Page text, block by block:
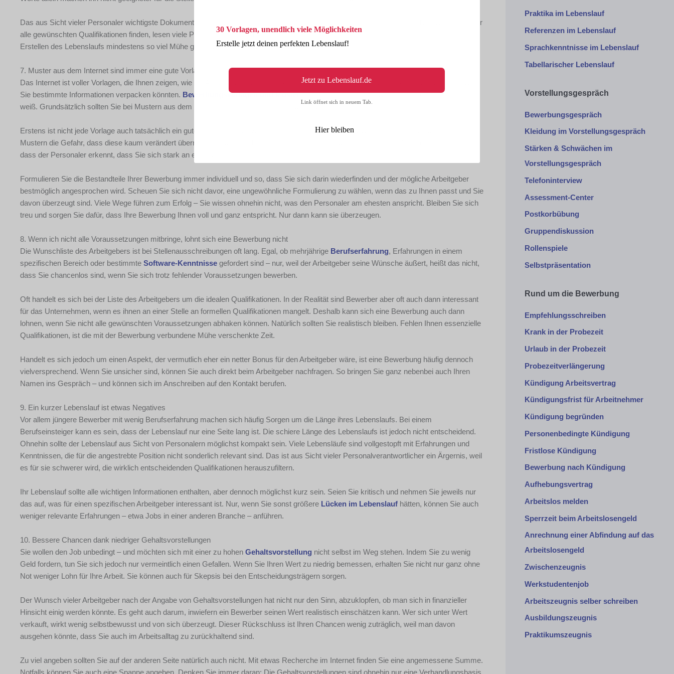
Das aus Sicht vieler Personaler wichtigste Dokument einer Bewerbung ist nicht das Anschreiben, sondern der Lebenslauf. Nur, wenn sich hier
alle gewünschten Qualifikationen finden, lesen viele Personalverantwortliche überhaupt das Anschreiben. Deshalb sollten Sie sich beim
Erstellen des Lebenslaufs mindestens so viel Mühe geben wie beim Bewerbungsschreiben.
7. Muster aus dem Internet sind immer eine gute Vorlage
Das Internet ist voller Vorlagen, die Ihnen zeigen, wie ein Anschreiben aussehen könnte, wie sich der Lebenslauf strukturieren lässt oder wie
Sie bestimmte Informationen verpacken könnten. Bewerbungsvorlagen und Mustersind eine gute Sache – wenn man sie richtig zu nutzen
weiß. Grundsätzlich sollten Sie bei Mustern aus dem Internet vorsichtig sein – aus zwei Gründen.
Erstens ist nicht jede Vorlage auch tatsächlich ein gutes Beispiel dafür, was Personaler lesen möchten. Zweitens birgt die Verwendung von
Mustern die Gefahr, dass diese kaum verändert übernommen werden. Das Ergebnis klingt meist wenig authentisch. Außerdem kann es sein,
dass der Personaler erkennt, dass Sie sich stark an einer Vorlage orientiert haben.
Formulieren Sie die Bestandteile Ihrer Bewerbung immer individuell und so, dass Sie sich darin wiederfinden und der mögliche Arbeitgeber
bestmöglich angesprochen wird. Scheuen Sie sich nicht davor, eine ungewöhnliche Formulierung zu wählen, wenn das zu Ihnen passt und Sie
davon überzeugt sind. Viele Wege führen zum Erfolg – Sie wissen ohnehin nicht, was den Personaler am ehesten anspricht. Bleiben Sie sich
treu und sorgen Sie dafür, dass Ihre Bewerbung Ihnen voll und ganz entspricht. Nur dann kann sie überzeugen.
8. Wenn ich nicht alle Voraussetzungen mitbringe, lohnt sich eine Bewerbung nicht
Die Wunschliste des Arbeitgebers ist bei Stellenausschreibungen oft lang. Egal, ob mehrjährige Berufserfahrung, Erfahrungen in einem
spezifischen Bereich oder bestimmte Software-Kenntnisse gefordert sind – nur, weil der Arbeitgeber seine Wünsche äußert, heißt das nicht,
dass Sie chancenlos sind, wenn Sie sich trotz fehlender Voraussetzungen bewerben.
Oft handelt es sich bei der Liste des Arbeitgebers um die idealen Qualifikationen. In der Realität sind Bewerber aber oft auch dann interessant
für das Unternehmen, wenn es ihnen an einer Stelle an formellen Qualifikationen mangelt. Deshalb kann sich eine Bewerbung auch dann
lohnen, wenn Sie nicht alle gewünschten Voraussetzungen abhaken können. Natürlich sollten Sie realistisch bleiben. Fehlen Ihnen essenzielle
Qualifikationen, ist die mit der Bewerbung verbundene Mühe verschenkte Zeit.
Handelt es sich jedoch um einen Aspekt, der vermutlich eher ein netter Bonus für den Arbeitgeber wäre, ist eine Bewerbung häufig dennoch
vielversprechend. Wenn Sie unsicher sind, können Sie auch direkt beim Arbeitgeber nachfragen. So bringen Sie ganz nebenbei auch Ihren
Namen ins Gespräch – und können sich im Anschreiben auf den Kontakt berufen.
9. Ein kurzer Lebenslauf ist etwas Negatives
Vor allem jüngere Bewerber mit wenig Berufserfahrung machen sich häufig Sorgen um die Länge ihres Lebenslaufs. Bei einem
Berufseinsteiger kann es sein, dass der Lebenslauf nur eine Seite lang ist. Die schiere Länge des Lebenslaufs ist jedoch nicht entscheidend.
Ohnehin sollte der Lebenslauf aus Sicht von Personalern möglichst kompakt sein. Viele Lebensläufe sind vollgestopft mit Erfahrungen und
Kenntnissen, die für die angestrebte Position nicht sonderlich relevant sind. Das ist aus Sicht vieler Personalverantwortlicher ein Ärgernis, weil
es für sie schwerer wird, die wirklich entscheidenden Qualifikationen herauszufiltern.
Ihr Lebenslauf sollte alle wichtigen Informationen enthalten, aber dennoch möglichst kurz sein. Seien Sie kritisch und nehmen Sie jeweils nur
das auf, was für einen spezifischen Arbeitgeber interessant ist. Nur, wenn Sie sonst größere Lücken im Lebenslauf hätten, können Sie auch
weniger relevante Erfahrungen – etwa Jobs in einer anderen Branche – anführen.
10. Bessere Chancen dank niedriger Gehaltsvorstellungen
Sie wollen den Job unbedingt – und möchten sich mit einer zu hohen Gehaltsvorstellung nicht selbst im Weg stehen. Indem Sie zu wenig
Geld fordern, tun Sie sich jedoch nur vermeintlich einen Gefallen. Wenn Sie Ihren Wert zu niedrig bemessen, erhalten Sie nicht nur ganz ohne
Not weniger Lohn für Ihre Arbeit. Sie können auch für Skepsis bei den Entscheidungsträgern sorgen.
Der Wunsch vieler Arbeitgeber nach der Angabe von Gehaltsvorstellungen hat nicht nur den Sinn, abzuklopfen, ob man sich in finanzieller
Hinsicht einig werden könnte. Es geht auch darum, inwiefern ein Bewerber seinen Wert realistisch einschätzen kann. Wer sich unter Wert
verkauft, wirkt wenig selbstbewusst und von sich überzeugt. Dieser Rückschluss ist Ihren Chancen wenig zuträglich, weil man davon
ausgehen könnte, dass Sie auch im Arbeitsalltag zu zurückhaltend sind.
Zu viel angeben sollten Sie auf der anderen Seite natürlich auch nicht. Mit etwas Recherche im Internet finden Sie eine angemessene Summe.
Notfalls können Sie auch eine Spanne angeben. Denken Sie immer daran: Die Gehaltsvorstellungen sind ohnehin nur eine Verhandlungsbasis.
Praktika im Lebenslauf
Referenzen im Lebenslauf
Sprachkenntnisse im Lebenslauf
Tabellarischer Lebenslauf
Vorstellungsgespräch
Bewerbungsgespräch
Kleidung im Vorstellungsgespräch
Stärken & Schwächen im
Vorstellungsgespräch
Telefoninterview
Assessment-Center
Postkorbübung
Gruppendiskussion
Rollenspiele
Selbstpräsentation
Rund um die Bewerbung
Empfehlungsschreiben
Krank in der Probezeit
Urlaub in der Probezeit
Probezeitverlängerung
Kündigung Arbeitsvertrag
Kündigungsfrist für Arbeitnehmer
Kündigung begründen
Personenbedingte Kündigung
Fristlose Kündigung
Bewerbung nach Kündigung
Aufhebungsvertrag
Arbeitslos melden
Sperrzeit beim Arbeitslosengeld
Anrechnung einer Abfindung auf das
Arbeitslosengeld
Zwischenzeugnis
Werkstudentenjob
Arbeitszeugnis selber schreiben
Ausbildungszeugnis
Praktikumszeugnis
Link öffnet sich in neuem Tab.
Hier bleiben
30 Vorlagen, unendlich viele Möglichkeiten
Erstelle jetzt deinen perfekten Lebenslauf!
Jetzt zu Lebenslauf.de